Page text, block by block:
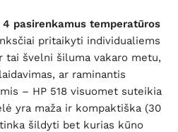
pasirenkamus temperatūros
pritaikyti individualiems
tai švelni šiluma vakaro metu,
ar raminantis
– HP 518 visuomet suteikia
yra maža ir kompaktiška (30
šildyti bet kurias kūno